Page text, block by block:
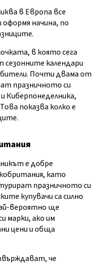
в Европа все
оформя начина, по
в която сега
календари
Почти двама от
празничното си
Киберпонеделника,
показва колко е
е добре
като
празничното си
купувачи са силно
вероятно ще
марки, ако им
цени и обща
че